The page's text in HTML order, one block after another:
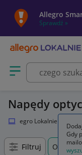
Allegro
Sprawdź »
Otwórz menu z
Napędy
Allegro Lokalnie
Filtruj Olsza,
Gdy